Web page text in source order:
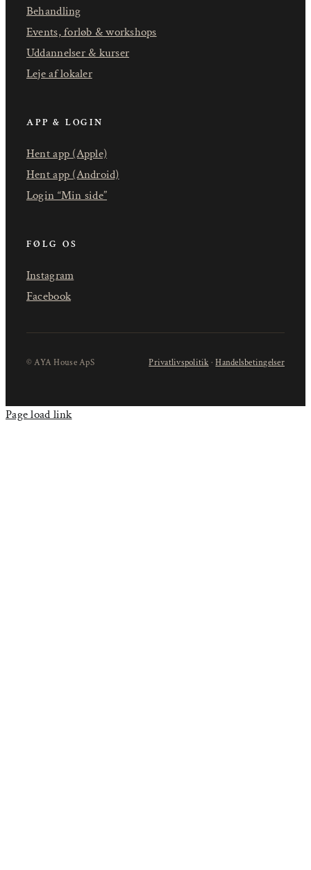
Behandling
Events, forløb & workshops
Uddannelser & kurser
Leje af lokaler
APP & LOGIN
Hent app (Apple)
Hent app (Android)
Login “Min side”
FØLG OS
Instagram
Facebook
© AYA House ApS Privatlivspolitik ·Handelsbetingelser
Page load link